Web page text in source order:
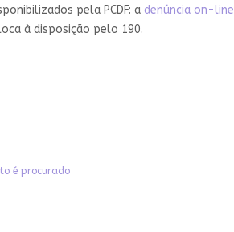
pela PCDF: a denúncia on-line
à disposição pelo 190.
é procurado